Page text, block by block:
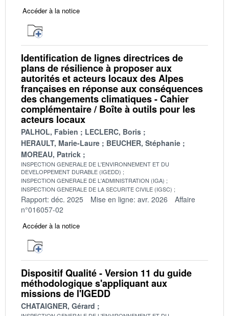
Accéder à la notice
Identification de lignes directrices de
plans de résilience à proposer aux
autorités et acteurs locaux des Alpes
françaises en réponse aux conséquences
des changements climatiques - Cahier
complémentaire / Boîte à outils pour les
acteurs locaux
PALHOL, Fabien
LECLERC, Boris
HERAULT, Marie-Laure
BEUCHER, Stéphanie
MOREAU, Patrick
INSPECTION GENERALE DE L'ENVIRONNEMENT ET DU
DEVELOPPEMENT DURABLE (IGEDD)
INSPECTION GENERALE DE L'ADMINISTRATION (IGA)
INSPECTION GENERALE DE LA SECURITE CIVILE (IGSC)
Rapport: déc. 2025 Mise en ligne: avr. 2026
Affaire
n°016057-02
Accéder à la notice
Dispositif Qualité - Version 11 du guide
méthodologique s'appliquant aux
missions de l'IGEDD
CHATAIGNER, Gérard